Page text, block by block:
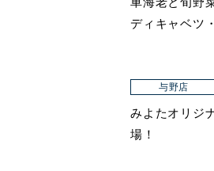
ディキャベツ
与野店
みよたオリジ
場！